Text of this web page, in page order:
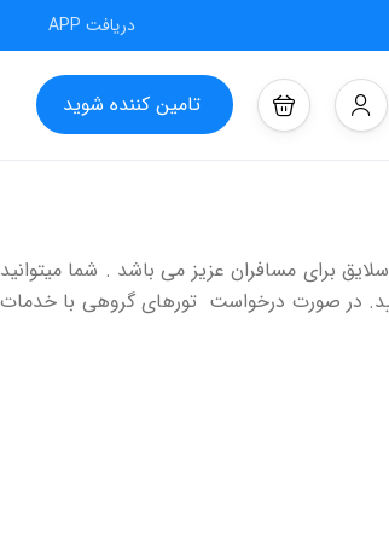
دریافت APP
تامین کننده شوید
برای مسافران عزیز می باشد . شما میتوانید
در صورت درخواست تورهای گروهی با خدمات